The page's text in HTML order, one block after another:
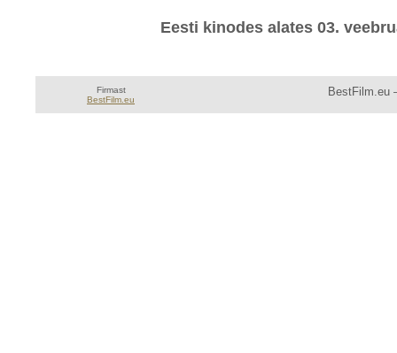
Eesti kinodes alates 03.
Firmast
BestFilm.eu
BestFilm.eu